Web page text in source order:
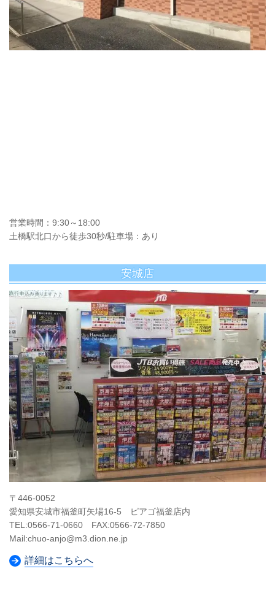
営業時間：9:30～18:00
土橋駅北口から徒歩30秒/駐車場：あり
安城店
〒446-0052
愛知県安城市福釜町矢場16-5 ピアゴ福釜店内
TEL:0566-71-0660 FAX:0566-72-7850
Mail:chuo-anjo@m3.dion.ne.jp
詳細はこちらへ